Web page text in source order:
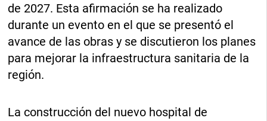
de 2027. Esta afirmación se ha realizado
durante un evento en el que se presentó el
avance de las obras y se discutieron los planes
para mejorar la infraestructura sanitaria de la
región.
La construcción del nuevo hospital de